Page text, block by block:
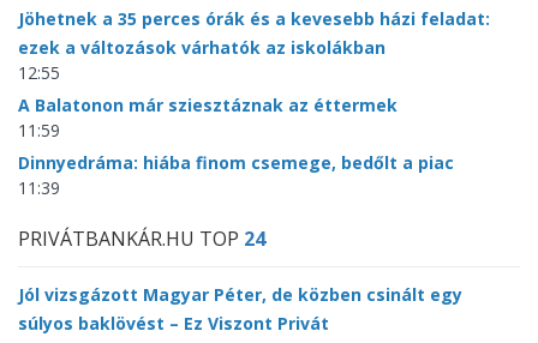
Jöhetnek a 35 perces órák és a kevesebb házi feladat:
ezek a változások várhatók az iskolákban
12:55
A Balatonon már sziesztáznak az éttermek
11:59
Dinnyedráma: hiába finom csemege, bedőlt a piac
11:39
PRIVÁTBANKÁR.HU TOP 24
Jól vizsgázott Magyar Péter, de közben csinált egy
súlyos baklövést – Ez Viszont Privát